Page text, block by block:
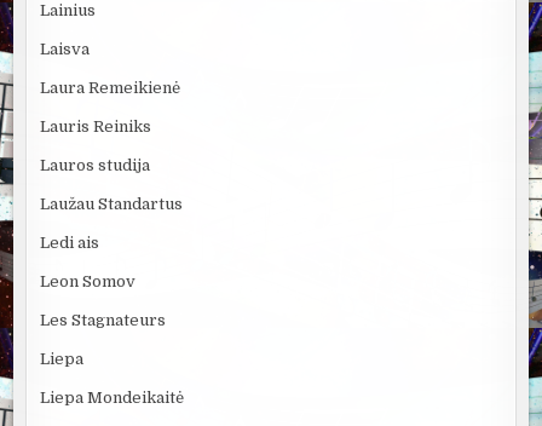
Lainius
Laisva
Laura Remeikienė
Lauris Reiniks
Lauros studija
Laužau Standartus
Ledi ais
Leon Somov
Les Stagnateurs
Liepa
Liepa Mondeikaitė